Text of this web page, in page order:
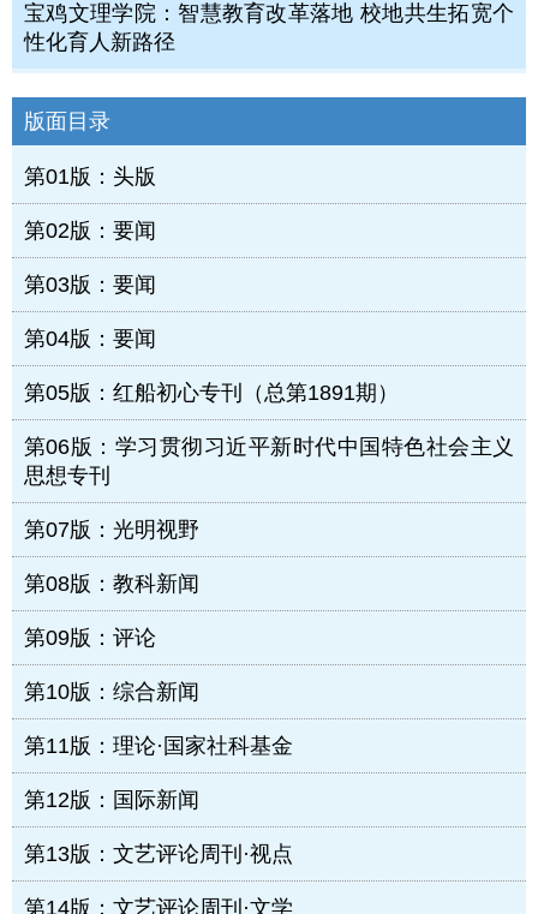
宝鸡文理学院：智慧教育改革落地 校地共生拓宽个
性化育人新路径
版面目录
第01版：头版
第02版：要闻
第03版：要闻
第04版：要闻
第05版：红船初心专刊（总第1891期）
第06版：学习贯彻习近平新时代中国特色社会主义
思想专刊
第07版：光明视野
第08版：教科新闻
第09版：评论
第10版：综合新闻
第11版：理论·国家社科基金
第12版：国际新闻
第13版：文艺评论周刊·视点
第14版：文艺评论周刊·文学